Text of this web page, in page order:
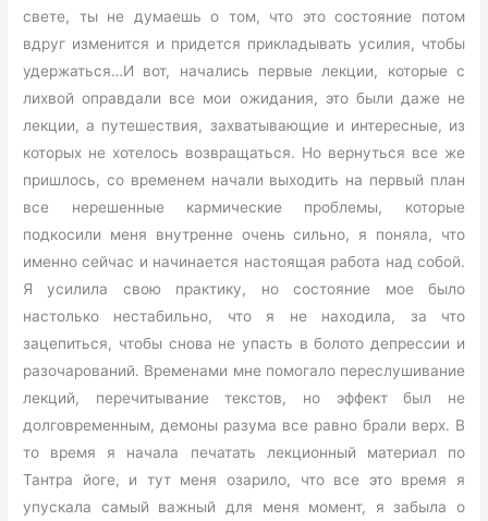
свете, ты не думаешь о том, что это состояние потом
вдруг изменится и придется прикладывать усилия, чтобы
удержаться…И вот, начались первые лекции, которые с
лихвой оправдали все мои ожидания, это были даже не
лекции, а путешествия, захватывающие и интересные, из
которых не хотелось возвращаться. Но вернуться все же
пришлось, со временем начали выходить на первый план
все нерешенные кармические проблемы, которые
подкосили меня внутренне очень сильно, я поняла, что
именно сейчас и начинается настоящая работа над собой.
Я усилила свою практику, но состояние мое было
настолько нестабильно, что я не находила, за что
зацепиться, чтобы снова не упасть в болото депрессии и
разочарований. Временами мне помогало переслушивание
лекций, перечитывание текстов, но эффект был не
долговременным, демоны разума все равно брали верх. В
то время я начала печатать лекционный материал по
Тантра йоге, и тут меня озарило, что все это время я
упускала самый важный для меня момент, я забыла о